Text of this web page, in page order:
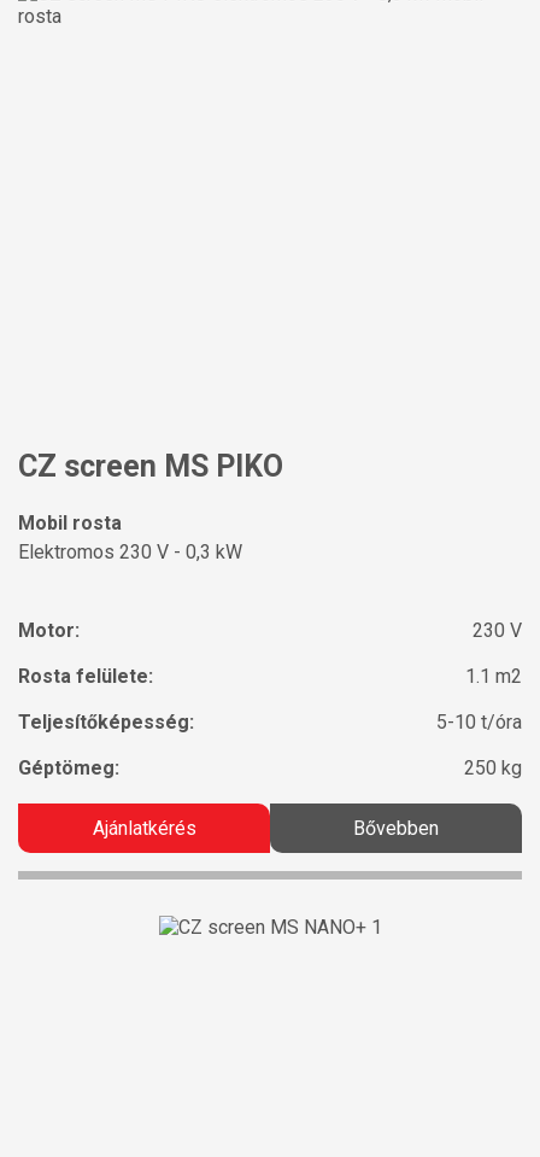
CZ screen MS PIKO
Mobil rosta
Elektromos 230 V - 0,3 kW
Motor:
230 V
Rosta felülete:
1.1 m2
Teljesítőképesség:
5-10 t/óra
Géptömeg:
250 kg
Ajánlatkérés Bővebben